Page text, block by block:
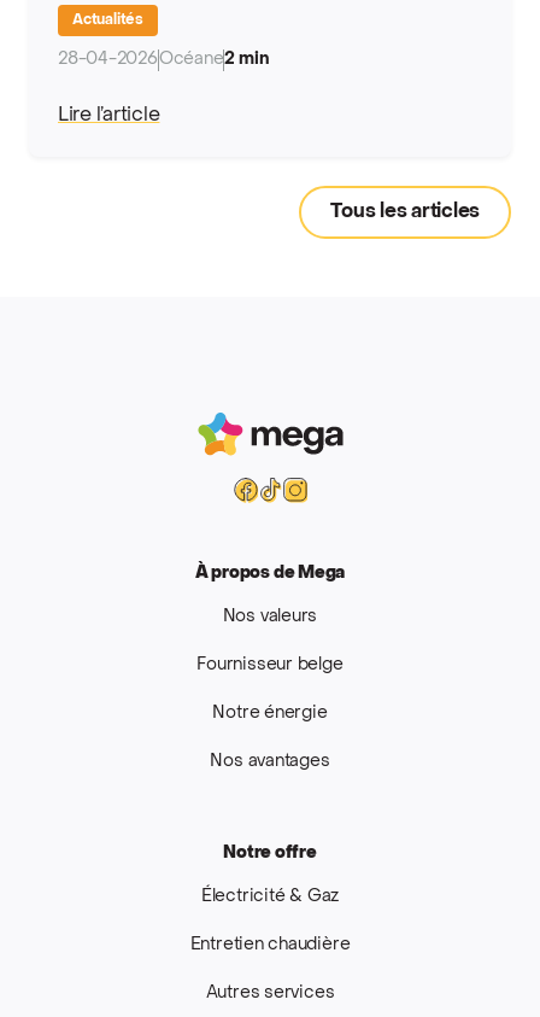
Actualités
28-04-2026Océane2 min
Lire l’article
Tous les articles
Mega
Facebook
Tiktok
Instagram
À propos de Mega
Nos valeurs
Fournisseur belge
Notre énergie
Nos avantages
Notre offre
Électricité & Gaz
Entretien chaudière
Autres services